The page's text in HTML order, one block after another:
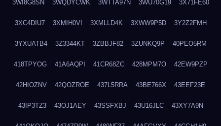
3WI8G8SN 3WQDYCWK 3WTTA97N 3WU70G19 3X71FE60
3XC4DIU7 3XMIH0VI 3XMLLD4K 3XWW9P5D 3Y2Z2FMH
3YXUATB4 3Z3344KT 3ZBBJF82 3ZUNKQ9P 40PEO5RM
418TPYOG 41A6AQPI 41CR68ZC 428MPM7O 42EW9PZP
42HIOZNV 42QOZROE 437L5RRA 43BE766X 43EEF23E
43IP3TZ3 43OJ1AEY 43SSFXBJ 43U16JLC 43XY7A9N